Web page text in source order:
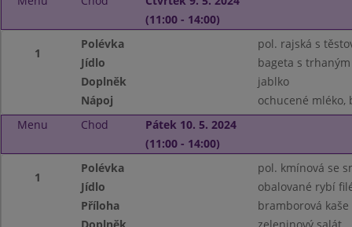
(11:00 - 14:00)
1
Polévka
pol. rajská s
Jídlo
bageta s
Doplněk
jablko
Nápoj
ochucené mléko,
Menu
Chod
Pátek 10. 5. 2024
(11:00 - 14:00)
1
Polévka
pol. kmínová se
Jídlo
obalované rybí
Příloha
bramborová kaše